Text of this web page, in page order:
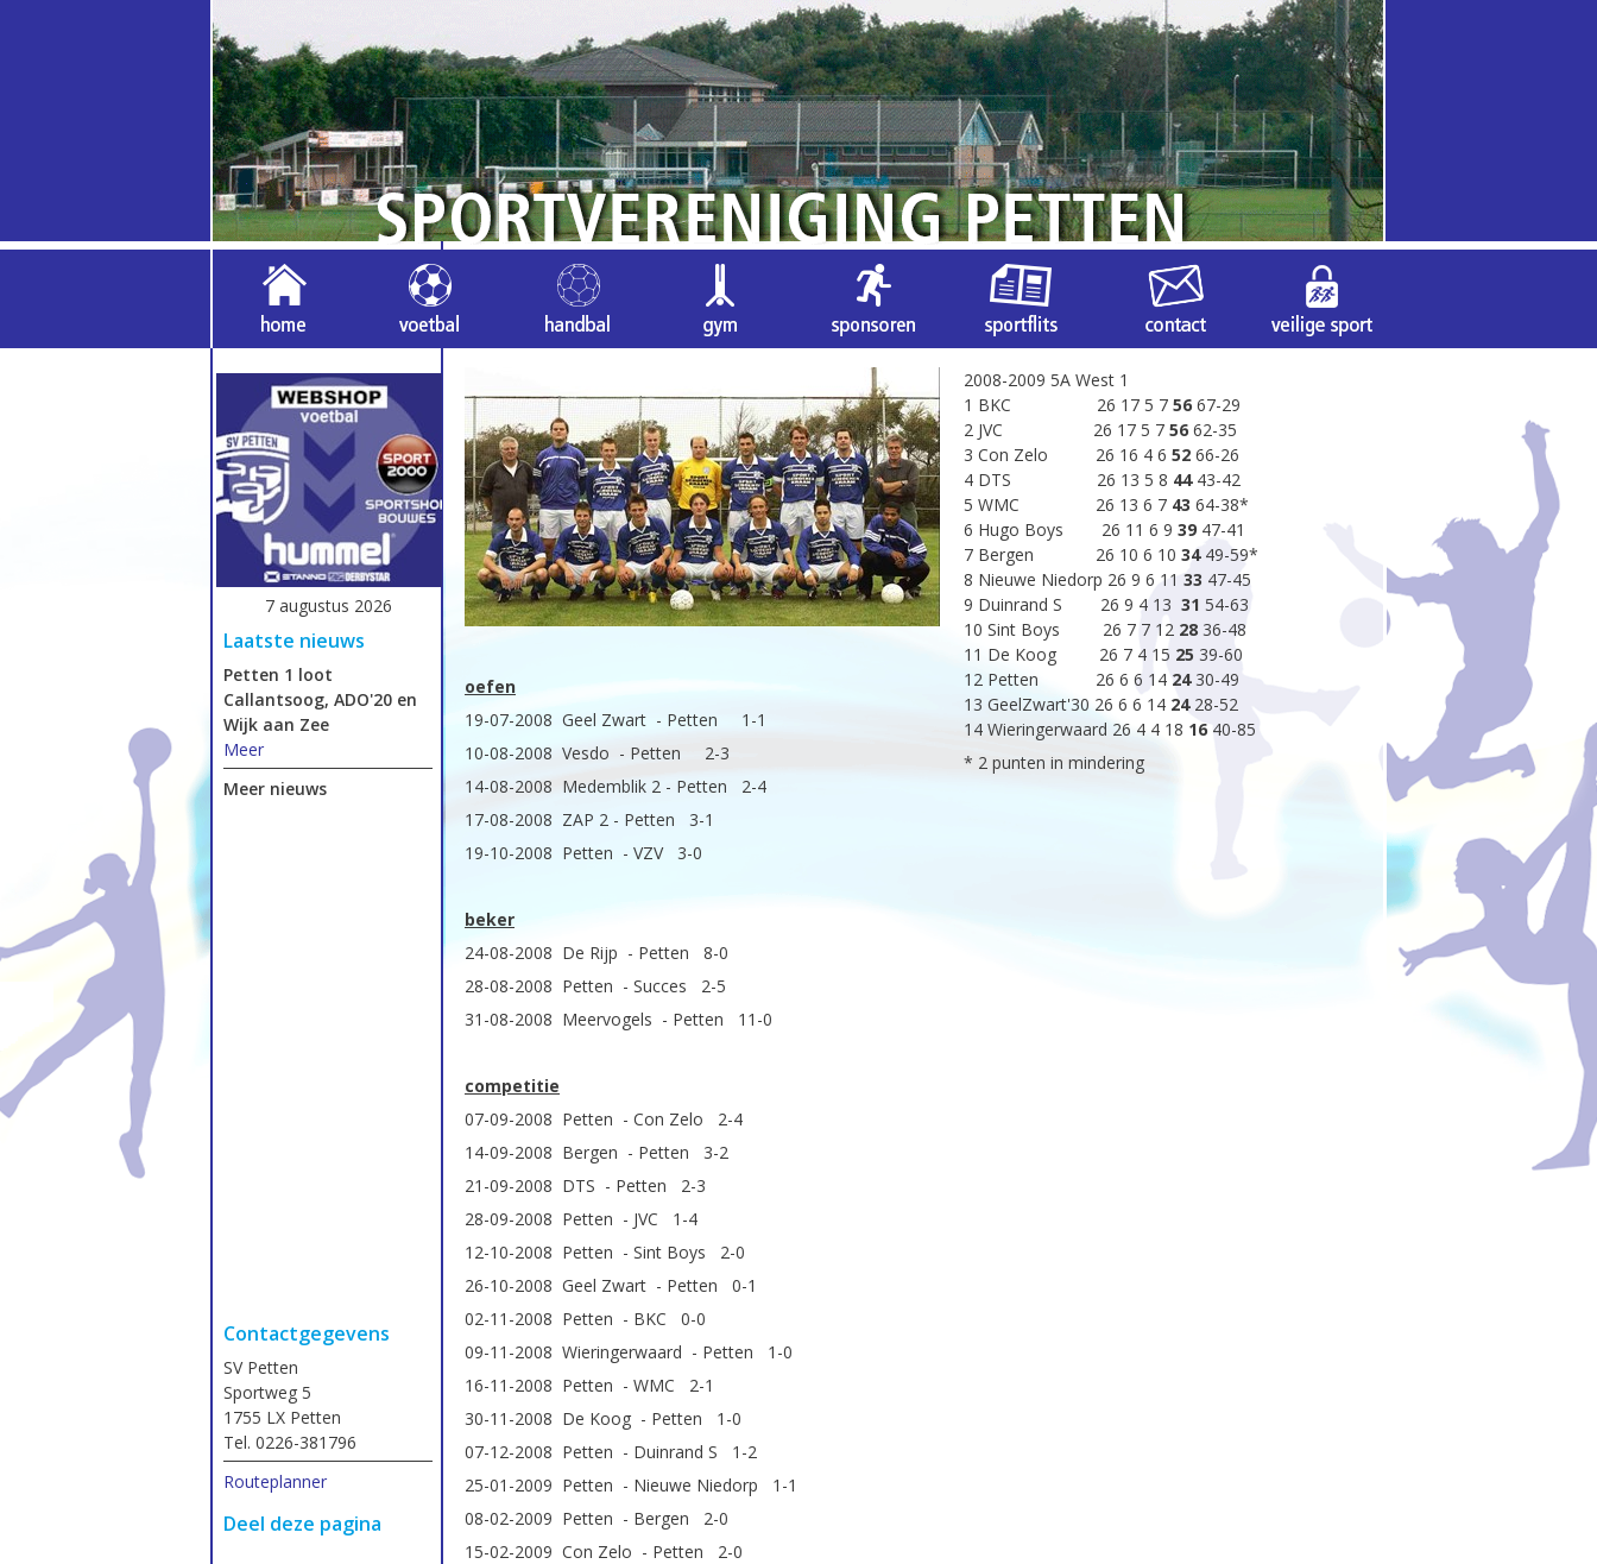
oefen
19-07-2008 Geel Zwart - Petten 1-1
10-08-2008 Vesdo - Petten 2-3
14-08-2008 Medemblik 2 - Petten 2-4
17-08-2008 ZAP 2 - Petten 3-1
19-10-2008 Petten - VZV 3-0
beker
24-08-2008 De Rijp - Petten 8-0
28-08-2008 Petten - Succes 2-5
31-08-2008 Meervogels - Petten 11-0
competitie
07-09-2008 Petten - Con Zelo 2-4
14-09-2008 Bergen - Petten 3-2
21-09-2008 DTS - Petten 2-3
28-09-2008 Petten - JVC 1-4
12-10-2008 Petten - Sint Boys 2-0
26-10-2008 Geel Zwart - Petten 0-1
02-11-2008 Petten - BKC 0-0
09-11-2008 Wieringerwaard - Petten 1-0
16-11-2008 Petten - WMC 2-1
30-11-2008 De Koog - Petten 1-0
07-12-2008 Petten - Duinrand S 1-2
25-01-2009 Petten - Nieuwe Niedorp 1-1
08-02-2009 Petten - Bergen 2-0
15-02-2009 Con Zelo - Petten 2-0
2008-2009 5A West 1
1 BKC 26 17 5 7 56 67-29
2 JVC 26 17 5 7 56 62-35
3 Con Zelo 26 16 4 6 52 66-26
4 DTS 26 13 5 8 4443-42
5 WMC 26 13 6 7 43 64-38*
6 Hugo Boys 26 11 6 9 39 47-41
7 Bergen 26 10 6 10 3449-59*
8 Nieuwe Niedorp 26 9 6 11 33 47-45
9 Duinrand S 26 9 4 13 31 54-63
10 Sint Boys 26 7 7 12 28 36-48
11 De Koog 26 7 4 15 25 39-60
12 Petten 26 6 6 14 2430-49
13 GeelZwart'30 26 6 6 14 2428-52
14 Wieringerwaard 26 4 4 18 16 40-85
* 2 punten in mindering
7 augustus 2026
Laatste nieuws
Petten 1 loot
Callantsoog, ADO'20 en
Wijk aan Zee
Meer
Meer nieuws
Contactgegevens
SV Petten
Sportweg 5
1755 LX Petten
Tel. 0226-381796
Routeplanner
Deel deze pagina